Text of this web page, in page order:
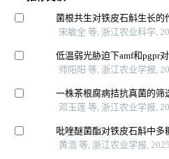
菌根共生对铁皮石斛生长的
宋敏全 等, 浙江农业科学,
低温弱光胁迫下amf和pgpr
师阳阳 等, 浙江农业学报,
一株茶根腐病拮抗真菌的筛
邓玉莲 等, 浙江农业学报,
吡唑醚菌酯对铁皮石斛中多
黄浩 等, 浙江农业学报, 2025